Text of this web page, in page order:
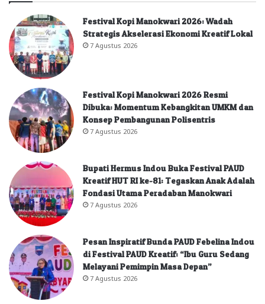
Festival Kopi Manokwari 2026: Wadah
Strategis Akselerasi Ekonomi Kreatif Lokal
7 Agustus 2026
Festival Kopi Manokwari 2026 Resmi
Dibuka: Momentum Kebangkitan UMKM dan
Konsep Pembangunan Polisentris
7 Agustus 2026
Bupati Hermus Indou Buka Festival PAUD
Kreatif HUT RI ke-81: Tegaskan Anak Adalah
Fondasi Utama Peradaban Manokwari
7 Agustus 2026
Pesan Inspiratif Bunda PAUD Febelina Indou
di Festival PAUD Kreatif: “Ibu Guru Sedang
Melayani Pemimpin Masa Depan”
7 Agustus 2026